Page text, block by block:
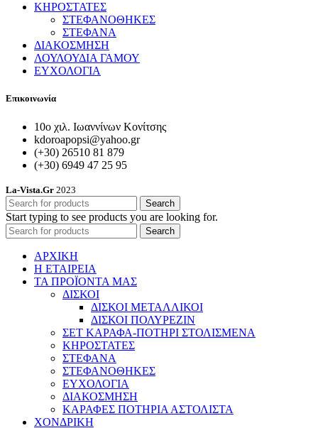
ΚΗΡΟΣΤΑΤΕΣ
ΣΤΕΦΑΝΟΘΗΚΕΣ
ΣΤΕΦΑΝΑ
ΔΙΑΚΟΣΜΗΣΗ
ΛΟΥΛΟΥΔΙΑ ΓΑΜΟΥ
ΕΥΧΟΛΟΓΙΑ
Επικοινωνία
10ο χιλ. Ιωαννίνων Κονίτσης
kdoroapopsi@yahoo.gr
(+30) 26510 81 879
(+30) 6949 47 25 95
La-Vista.Gr 2023
Search
Start typing to see products you are looking for.
Search
ΑΡΧΙΚΗ
Η ΕΤΑΙΡΕΙΑ
ΤΑ ΠΡΟΪΟΝΤΑ ΜΑΣ
ΔΙΣΚΟΙ
ΔΙΣΚΟΙ ΜΕΤΑΛΛΙΚΟΙ
ΔΙΣΚΟΙ ΠΟΛΥΡΕΖΙΝ
ΣΕΤ ΚΑΡΑΦΑ-ΠΟΤΗΡΙ ΣΤΟΛΙΣΜΕΝΑ
ΚΗΡΟΣΤΑΤΕΣ
ΣΤΕΦΑΝΑ
ΣΤΕΦΑΝΟΘΗΚΕΣ
ΕΥΧΟΛΟΓΙΑ
ΔΙΑΚΟΣΜΗΣΗ
ΚΑΡΑΦΕΣ ΠΟΤΗΡΙΑ ΑΣΤΟΛΙΣΤΑ
ΧΟΝΔΡΙΚΗ